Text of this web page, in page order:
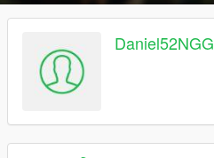
Daniel52NGG